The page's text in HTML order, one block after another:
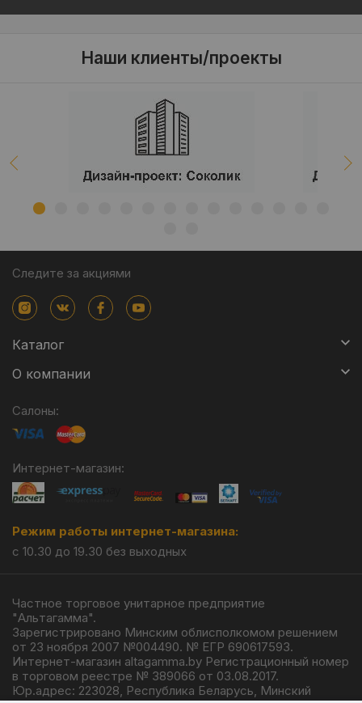
Наши клиенты/проекты
Следите за акциями
Каталог
О компании
Салоны:
Интернет-магазин:
Режим работы интернет-магазина:
с 10.30 до 19.30 без выходных
Частное торговое унитарное предприятие
"Альтагамма".
Зарегистрировано Минским облисполкомом решением
от 23 ноября 2007 №004490. № ЕГР 690617593.
Интернет-магазин altagamma.by Регистрационный номер
в торговом реестре № 389066 от 03.08.2017.
Юр.адрес: 223028, Республика Беларусь, Минский